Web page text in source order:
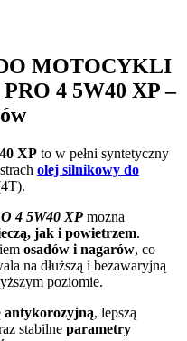
MOTOCYKLI
4 5W40 XP–
XP to w pełni syntetyczny
olej silnikowy do
4 5W40 XP można
jak i powietrzem.
osadów i nagarów, co
na dłuższą i bezawaryjną
poziomie.
antykorozyjną, lepszą
stabilne parametry